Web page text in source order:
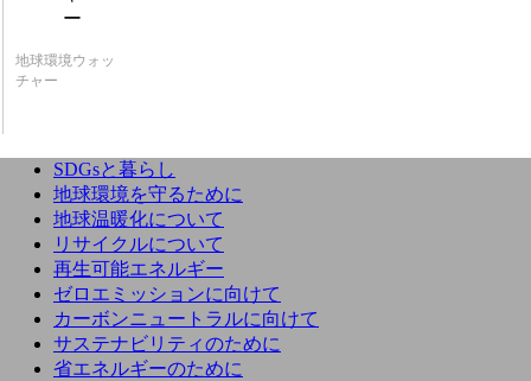
地球環境ウォッ
チャー
SDGsと暮らし
地球環境を守るために
地球温暖化について
リサイクルについて
再生可能エネルギー
ゼロエミッションに向けて
カーボンニュートラルに向けて
サステナビリティのために
省エネルギーのために